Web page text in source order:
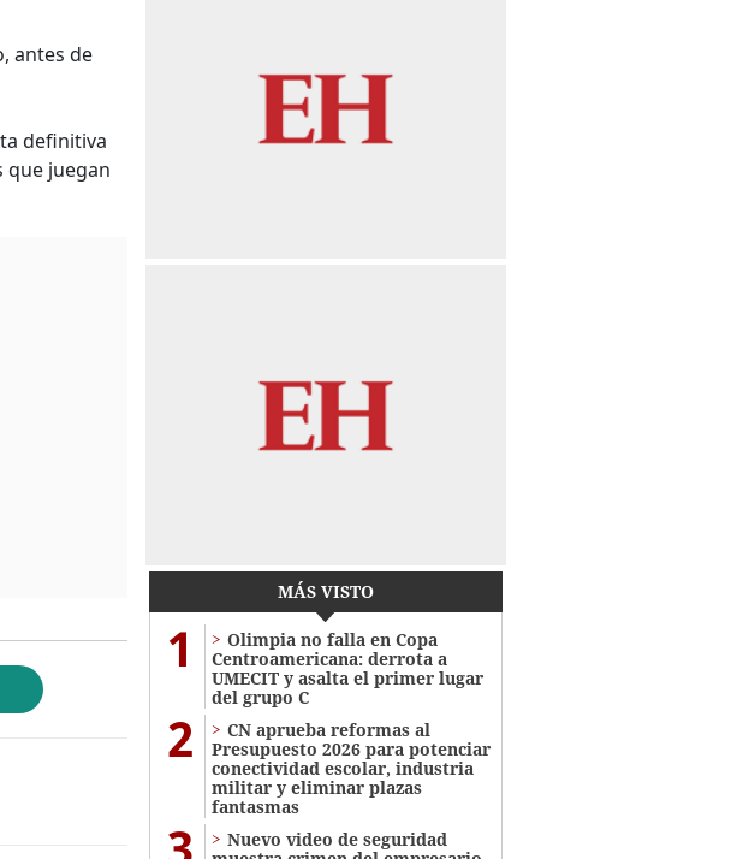
antes de
definitiva
que juegan
MÁS VISTO
1
Olimpia no falla en Copa
Centroamericana: derrota a
UMECIT y asalta el primer lugar
del grupo C
2
CN aprueba reformas al
Presupuesto 2026 para potenciar
conectividad escolar, industria
militar y eliminar plazas
fantasmas
Nuevo video de seguridad